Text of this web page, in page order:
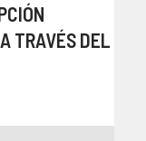
TRAVÉS DEL